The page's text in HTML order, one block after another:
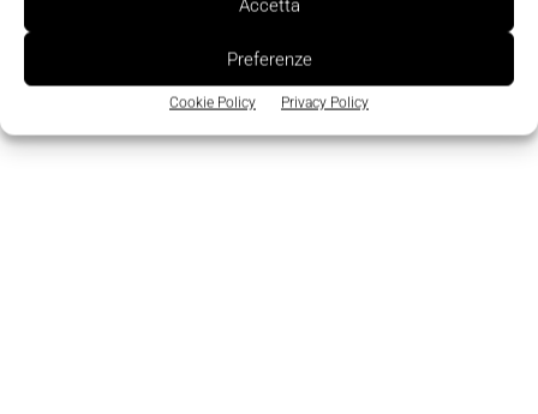
Accetta
Preferenze
Cookie Policy Privacy Policy